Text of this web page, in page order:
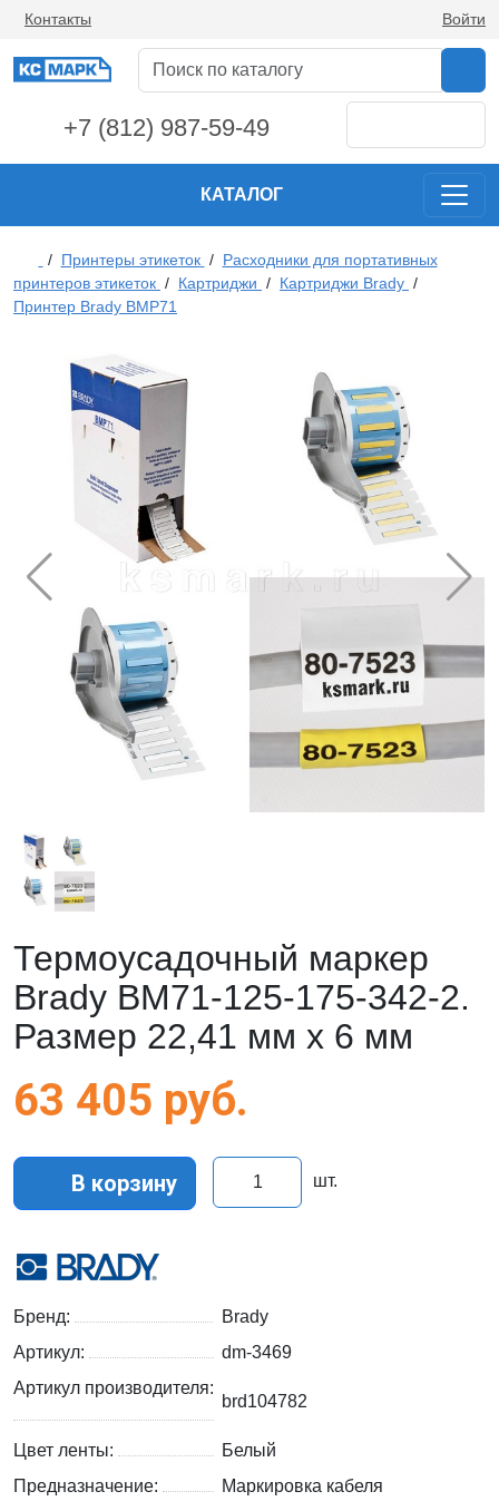
Контакты Войти
+7 (812) 987-59-49
КАТАЛОГ
/ Принтеры этикеток / Расходники для портативных
принтеров этикеток / Картриджи / Картриджи Brady /
Принтер Brady BMP71
Термоусадочный маркер
Brady BM71-125-175-342-2.
Размер 22,41 мм х 6 мм
63 405 руб.
В корзину шт.
Бренд:
Brady
Артикул:
dm-3469
Артикул производителя:
brd104782
Цвет ленты:
Белый
Предназначение:
Маркировка кабеля